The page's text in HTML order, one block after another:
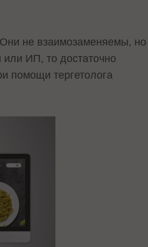
не взаимозаменяемы, но
ИП, то достаточно
помощи тергетолога